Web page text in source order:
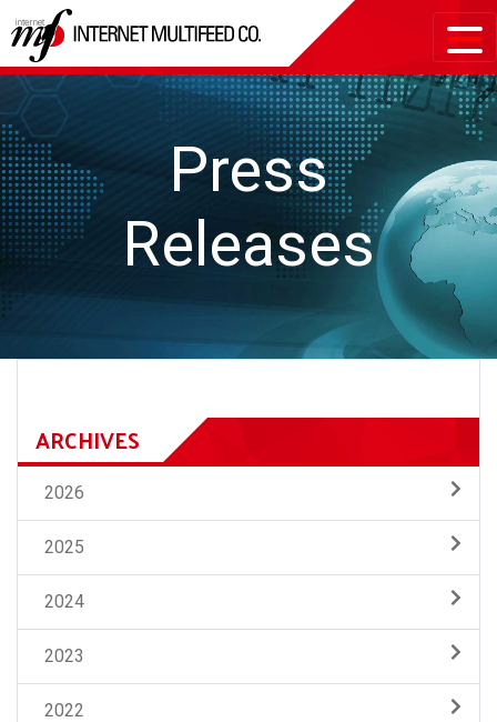
Press
Releases
ARCHIVES
2026
2025
2024
2023
2022